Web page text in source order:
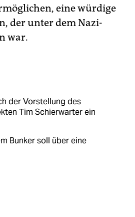
eine würdige
der unter dem Nazi-
war.
der Vorstellung des
Tim Schierwarter ein
Bunker soll über eine